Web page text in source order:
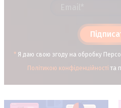
* Я даю свою згоду на обробку
Політикою конфіденційності та